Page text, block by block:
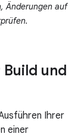
Änderungen auf
und
Ihrer
einer